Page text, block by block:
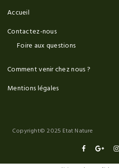
Accueil
Contactez-nous
Foire aux questions
Comment venir chez nous ?
Mentions légales
Copyright© 2025 Etat Nature